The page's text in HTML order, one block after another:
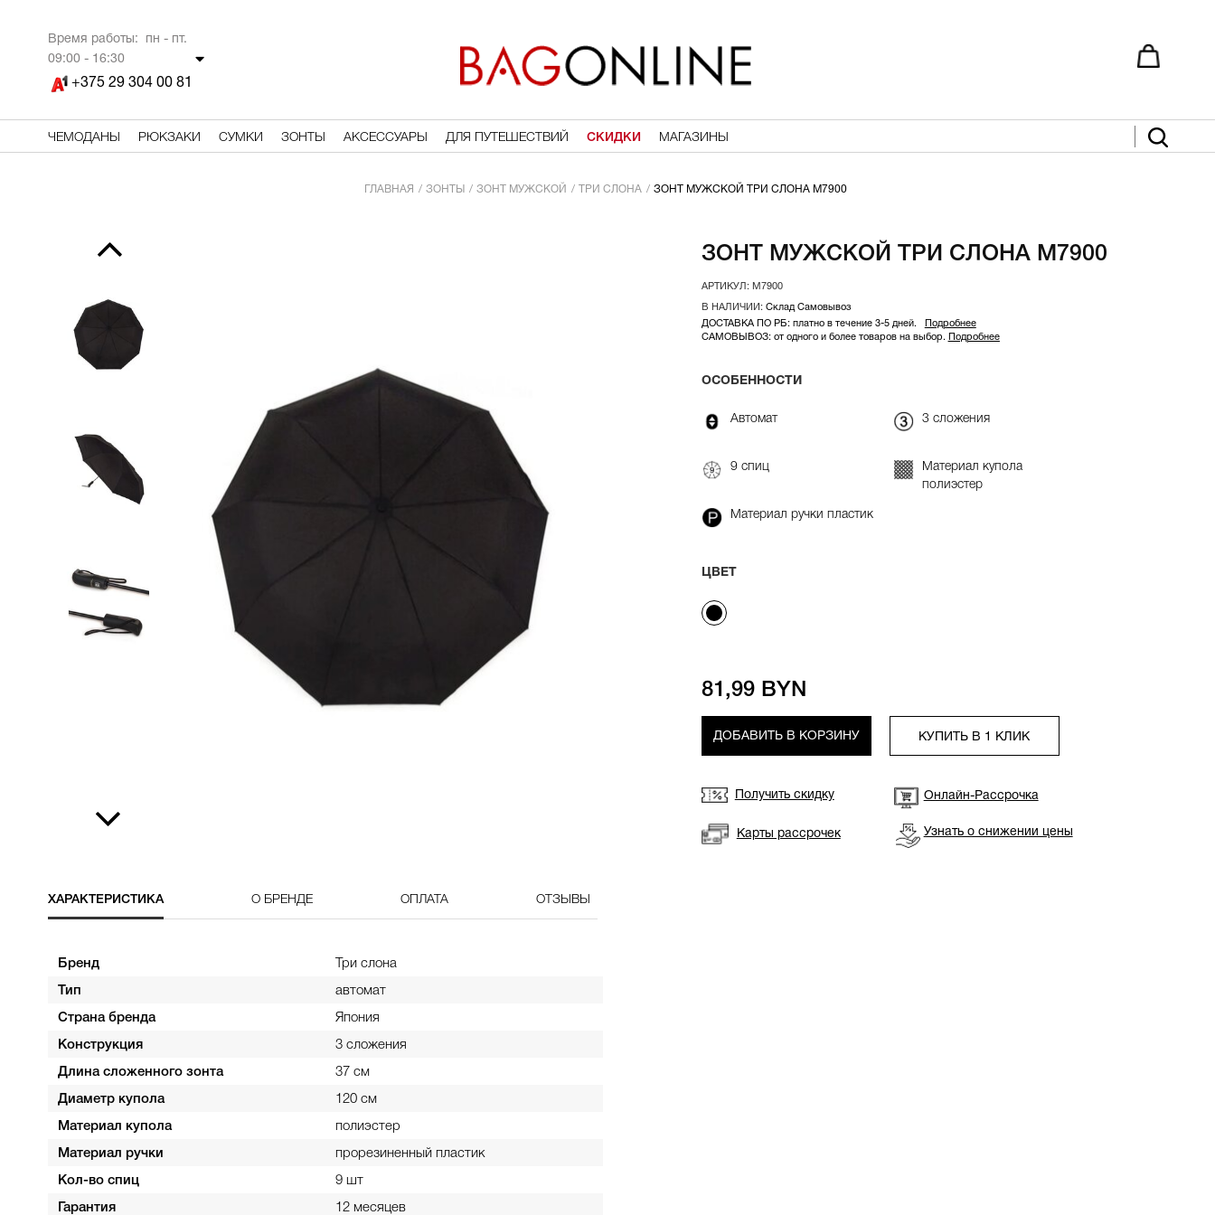
Время работы: пн - пт.
09:00 - 16:30
+375 29 304 00 81
ЧЕМОДАНЫ РЮКЗАКИ СУМКИ ЗОНТЫ АКСЕССУАРЫ ДЛЯ ПУТЕШЕСТВИЙ СКИДКИ МАГАЗИНЫ
ГЛАВНАЯ ЗОНТЫ ЗОНТ МУЖСКОЙ ТРИ СЛОНА ЗОНТ МУЖСКОЙ ТРИ СЛОНА M7900
ЗОНТ МУЖСКОЙ ТРИ СЛОНА M7900
M7900
Склад Самовывоз
ДОСТАВКА ПО РБ: платно в течение 3-5 дней.
Подробнее
САМОВЫВОЗ: от одного и более товаров на выбор.
Подробнее
ОСОБЕННОСТИ
Автомат 3 сложения
9 спиц
Материал купола
полиэстер
Материал ручки пластик
ЦВЕТ
81,99 BYN
ДОБАВИТЬ В КОРЗИНУ КУПИТЬ В 1 КЛИК
Получить скидку Онлайн-Рассрочка
Карты рассрочек Узнать о снижении цены
ХАРАКТЕРИСТИКА О БРЕНДЕ ОПЛАТА ОТЗЫВЫ
Бренд Три слона
Тип автомат
Страна бренда Япония
Конструкция 3 сложения
Длина сложенного зонта 37 см
Диаметр купола 120 см
Материал купола полиэстер
Материал ручки прорезиненный пластик
Кол-во спиц 9 шт
Гарантия 12 месяцев